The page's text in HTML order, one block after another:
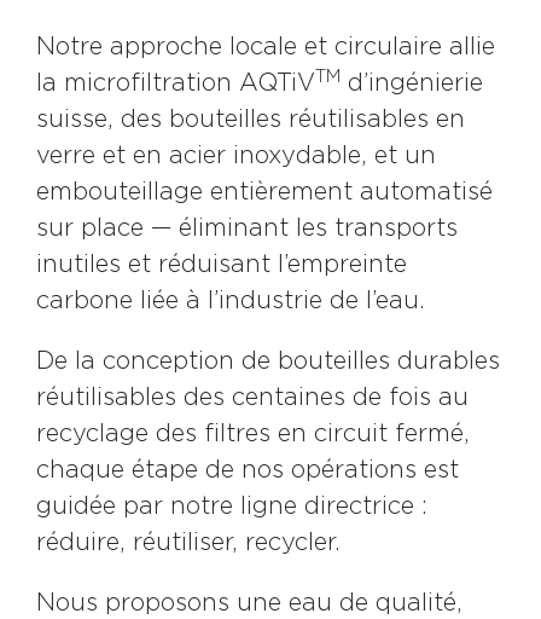
Notre approche locale et circulaire allie
la microfiltration AQTiVTM d’ingénierie
suisse, des bouteilles réutilisables en
verre et en acier inoxydable, et un
embouteillage entièrement automatisé
sur place — éliminant les transports
inutiles et réduisant l’empreinte
carbone liée à l’industrie de l’eau.
De la conception de bouteilles durables
réutilisables des centaines de fois au
recyclage des filtres en circuit fermé,
chaque étape de nos opérations est
guidée par notre ligne directrice :
réduire, réutiliser, recycler.
Nous proposons une eau de qualité,